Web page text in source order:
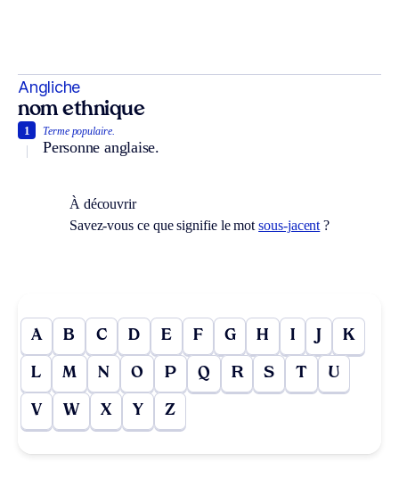
Angliche
nom ethnique
Terme populaire.
Personne anglaise.
1
À découvrir
Savez-vous ce que signifie le motsous-jacent ?
A B C D E F G H I J K
L M N O P Q R S T U
V W X Y Z